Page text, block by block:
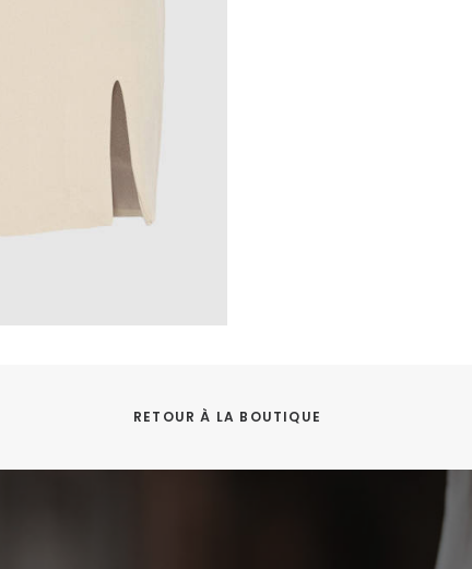
RETOUR À LA BOUTIQUE